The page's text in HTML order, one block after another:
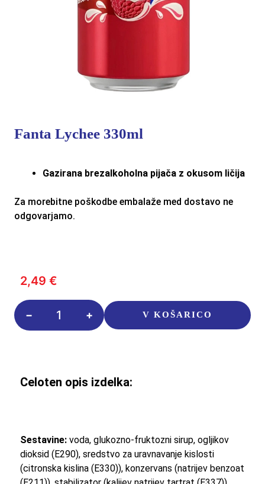
Fanta Lychee 330ml
Gazirana brezalkoholna pijača z okusom ličija
Za morebitne poškodbe embalaže med dostavo ne
odgovarjamo.
2,49 €
Lychee
330ml
V KOŠARICO
Celoten opis izdelka:
Sestavine: voda, glukozno-fruktozni sirup, ogljikov
dioksid (E290), sredstvo za uravnavanje kislosti
(citronska kislina (E330)), konzervans (natrijev benzoat